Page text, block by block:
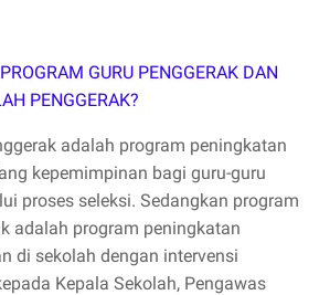
GURU PENGGERAK DAN
PENGGERAK?
adalah program peningkatan
kepemimpinan bagi guru-guru
proses seleksi. Sedangkan program
adalah program peningkatan
di sekolah dengan intervensi
Kepala Sekolah, Pengawas